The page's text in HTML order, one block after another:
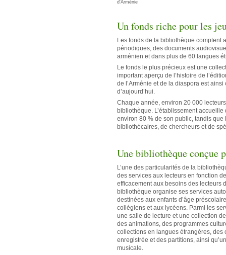
d'Arménie
Un fonds riche pour les
Les fonds de la bibliothèque comptent
périodiques, des documents
arménien et dans plus de 60 langues
Le fonds le plus précieux est une
important aperçu de l’histoire de
de l’Arménie et de la diaspora est
d’aujourd’hui.
Chaque année, environ 20 000
bibliothèque. L’établissement
environ 80 % de son public, tandis que
bibliothécaires, de chercheurs et de
Une bibliothèque conçue
L’une des particularités de la
des services aux lecteurs en fonction
efficacement aux besoins des lecteurs
bibliothèque organise ses services
destinées aux enfants d’âge
collégiens et aux lycéens. Parmi les
une salle de lecture et une collection
des animations, des programmes
collections en langues étrangères, des
enregistrée et des partitions, ainsi
musicale.